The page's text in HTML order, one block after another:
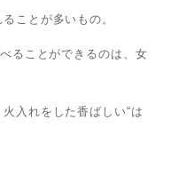
ことが多いもの。
ることができるのは、女
入れをした香ばしい“は